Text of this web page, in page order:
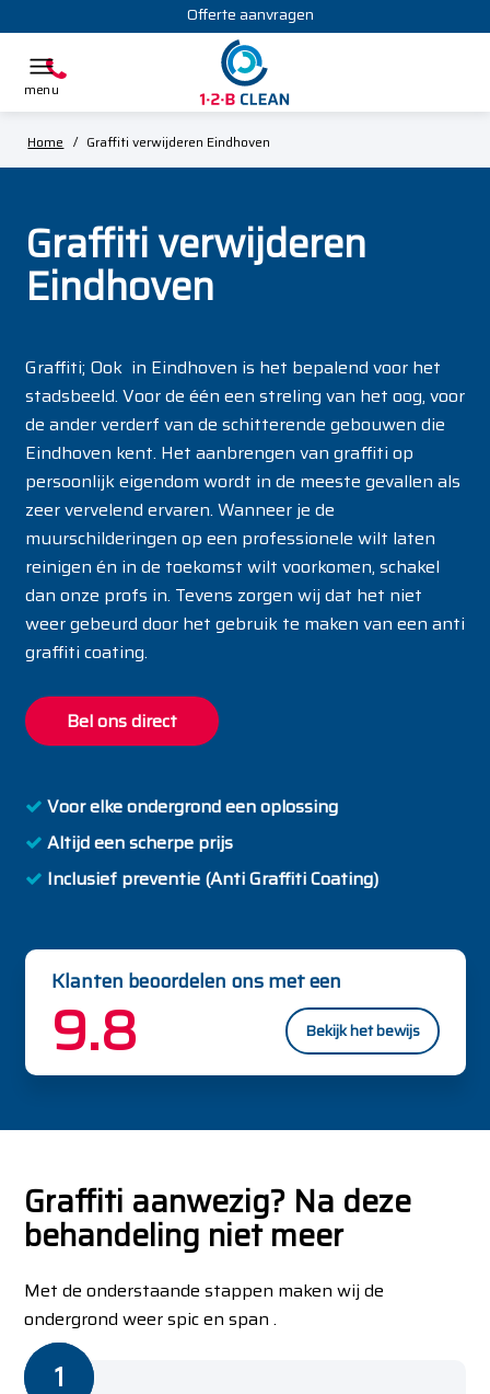
Offerte aanvragen
Home / Graffiti verwijderen Eindhoven
Graffiti verwijderen
Eindhoven
Graffiti; Ook in Eindhoven is het bepalend voor het
stadsbeeld. Voor de één een streling van het oog, voor
de ander verderf van de schitterende gebouwen die
Eindhoven kent. Het aanbrengen van graffiti op
persoonlijk eigendom wordt in de meeste gevallen als
zeer vervelend ervaren. Wanneer je de
muurschilderingen op een professionele wilt laten
reinigen én in de toekomst wilt voorkomen, schakel
dan onze profs in. Tevens zorgen wij dat het niet
weer gebeurd door het gebruik te maken van een anti
graffiti coating.
Bel ons direct
Voor elke ondergrond een oplossing
Altijd een scherpe prijs
Inclusief preventie (Anti Graffiti Coating)
Klanten beoordelen ons met een
9.8 Bekijk het bewijs
Graffiti aanwezig? Na deze
behandeling niet meer
Met de onderstaande stappen maken wij de
ondergrond weer spic en span .